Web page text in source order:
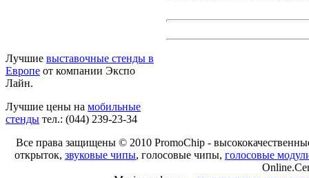
Лучшие выставочные стенды в
Европе от компании Экспо
Лайн.
Лучшие цены на мобильные
стенды тел.: (044) 239-23-34
Все права защищены © 2010 PromoChip -
открыток, звуковые чипы, голосовые чипы, голосовые